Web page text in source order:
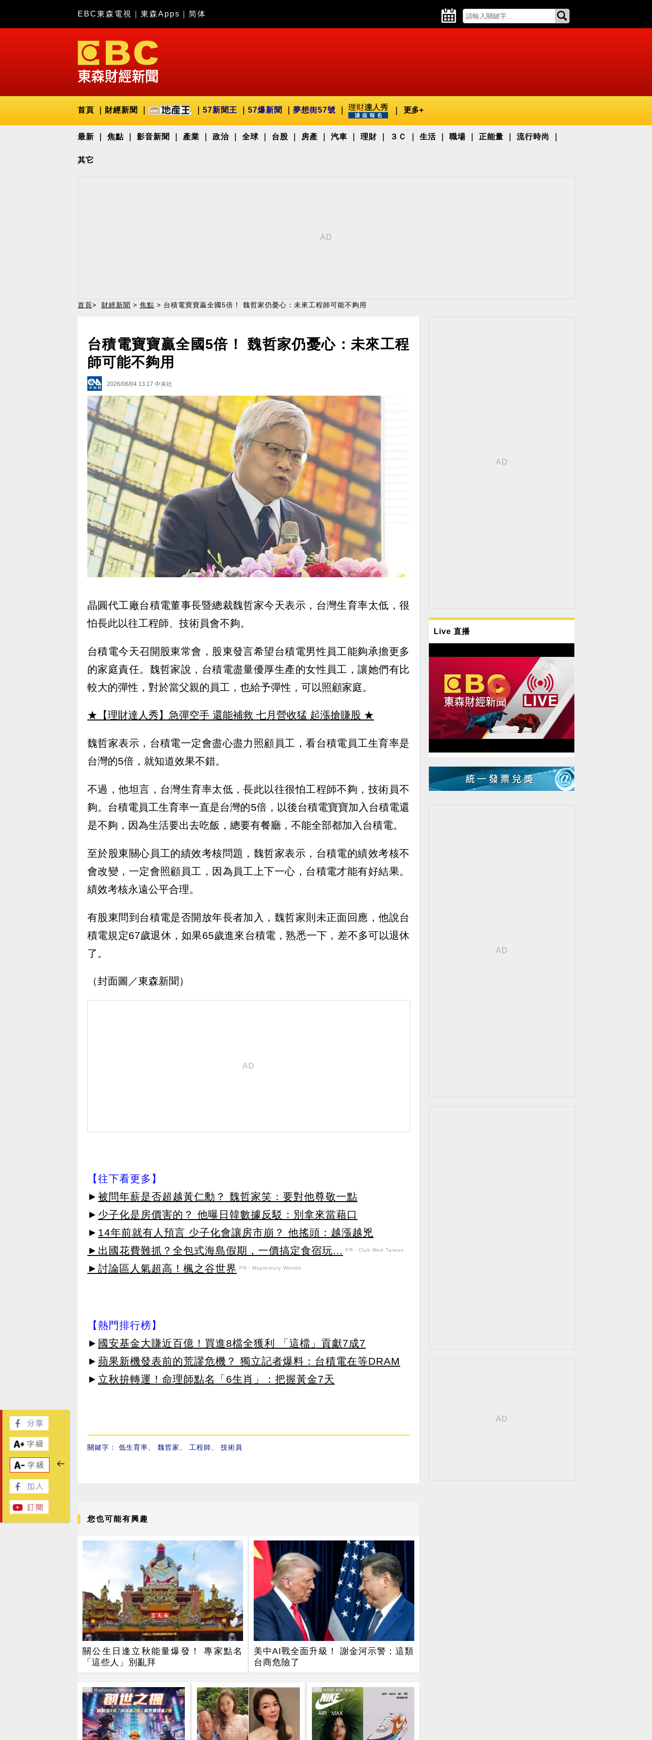
EBC東森電視 東森Apps 简体
首頁 財經新聞 57新聞王 57爆新聞 夢想街57號 更多+
最新 焦點 影音新聞 產業 政治 全球 台股 房產 汽車 理財 ３Ｃ 生活 職場 正能量 流行時尚
其它
首頁> 財經新聞 > 焦點 > 台積電寶寶贏全國5倍！ 魏哲家仍憂心：未來工程師可能不夠用
台積電寶寶贏全國5倍！ 魏哲家仍憂心：未來工程
師可能不夠用
2026/06/04 13:17 中央社
晶圓代工廠台積電董事長暨總裁魏哲家今天表示，台灣生育率太低，很
怕長此以往工程師、技術員會不夠。
台積電今天召開股東常會，股東發言希望台積電男性員工能夠承擔更多
的家庭責任。魏哲家說，台積電盡量優厚生產的女性員工，讓她們有比
較大的彈性，對於當父親的員工，也給予彈性，可以照顧家庭。
★【理財達人秀】急彈空手 還能補救 七月營收猛 起漲搶賺股 ★
魏哲家表示，台積電一定會盡心盡力照顧員工，看台積電員工生育率是
台灣的5倍，就知道效果不錯。
不過，他坦言，台灣生育率太低，長此以往很怕工程師不夠，技術員不
夠。台積電員工生育率一直是台灣的5倍，以後台積電寶寶加入台積電還
是不夠，因為生活要出去吃飯，總要有餐廳，不能全部都加入台積電。
至於股東關心員工的績效考核問題，魏哲家表示，台積電的績效考核不
會改變，一定會照顧員工，因為員工上下一心，台積電才能有好結果。
績效考核永遠公平合理。
有股東問到台積電是否開放年長者加入，魏哲家則未正面回應，他說台
積電規定67歲退休，如果65歲進來台積電，熟悉一下，差不多可以退休
了。
（封面圖／東森新聞）
【往下看更多】
► 被問年薪是否超越黃仁勳？ 魏哲家笑：要對他尊敬一點
► 少子化是房價害的？ 他曝日韓數據反駁：別拿來當藉口
► 14年前就有人預言 少子化會讓房市崩？ 他搖頭：越漲越兇
►出國花費難抓？全包式海島假期，一價搞定食宿玩...
PR・Club Med Taiwan
►討論區人氣超高！楓之谷世界 PR・Maplestory Worlds
【熱門排行榜】
► 國安基金大賺近百億！買進8檔全獲利 「這檔」貢獻7成7
► 蘋果新機發表前的荒謬危機？ 獨立記者爆料：台積電在等DRAM
► 立秋拚轉運！命理師點名「6生肖」：把握黃金7天
關鍵字： 低生育率、 魏哲家、 工程師、 技術員
您也可能有興趣
關公生日逢立秋能量爆發！ 專家點名
「這些人」別亂拜
美中AI戰全面升級！ 謝金河示警：這類
台商危險了
PR
PR・Maplestory World PR
PR・NIKE AIR MAX
Live 直播